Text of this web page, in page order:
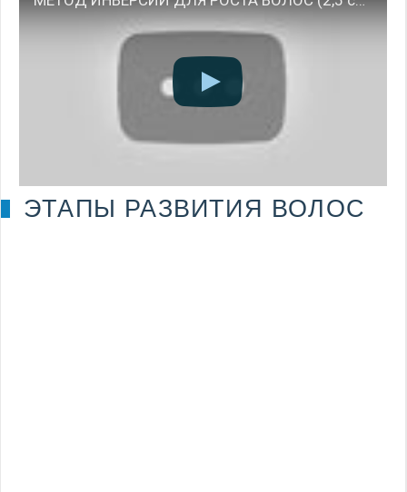
ЭТАПЫ РАЗВИТИЯ ВОЛОС